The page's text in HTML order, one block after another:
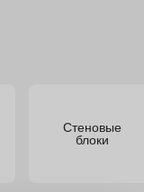
Стеновые
блоки